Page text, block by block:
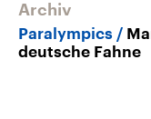
Archiv
Paralympics
deutsche Fahne